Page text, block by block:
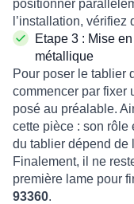
positionner
l’installation, vérifiez
Etape 3 : Mise
métallique
Pour poser le tablier
commencer par fixer
posé au préalable.
cette pièce : son rôle
du tablier dépend de
Finalement, il ne
première lame pour
93360.